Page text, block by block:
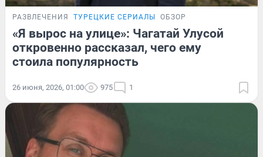
РАЗВЛЕЧЕНИЯ ТУРЕЦКИЕ СЕРИАЛЫ ОБЗОР
«Я вырос на улице»: Чагатай Улусой
откровенно рассказал, чего ему
стоила популярность
26 июня, 2026, 01:00 975 1